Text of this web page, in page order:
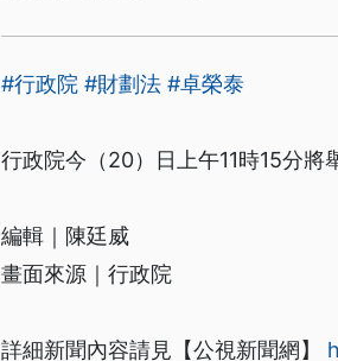
#行政院 #財劃法 #卓榮泰
行政院今（20）日上午11時15分
編輯｜陳廷威
畫面來源｜行政院
詳細新聞內容請見【公視新聞網】